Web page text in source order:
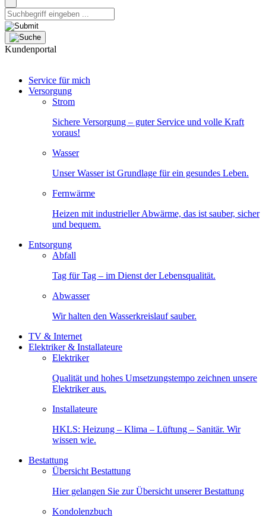
Kundenportal
Service für mich
Versorgung
Strom
Sichere Versorgung – guter Service und volle Kraft
voraus!
Wasser
Unser Wasser ist Grundlage für ein gesundes Leben.
Fernwärme
Heizen mit industrieller Abwärme, das ist sauber, sicher
und bequem.
Entsorgung
Abfall
Tag für Tag – im Dienst der Lebensqualität.
Abwasser
Wir halten den Wasserkreislauf sauber.
TV & Internet
Elektriker & Installateure
Elektriker
Qualität und hohes Umsetzungstempo zeichnen unsere
Elektriker aus.
Installateure
HKLS: Heizung – Klima – Lüftung – Sanitär. Wir
wissen wie.
Bestattung
Übersicht Bestattung
Hier gelangen Sie zur Übersicht unserer Bestattung
Kondolenzbuch